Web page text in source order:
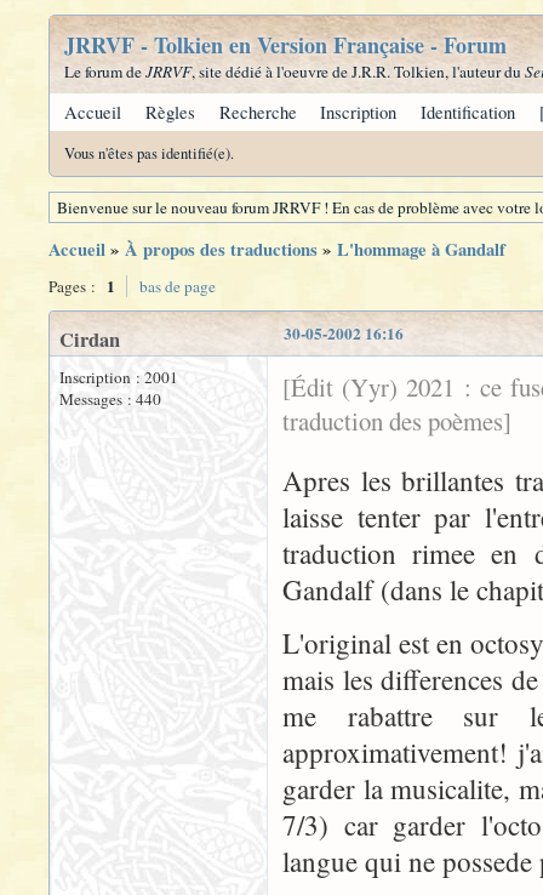
JRRVF - Tolkien en Version Française - Forum
Le forum deJRRVF, site dédié à l'oeuvre de J.R.R. Tolkien, l'auteur du
Accueil Règles Recherche Inscription Identification
Vous n'êtes pas identifié(e).
Bienvenue sur le nouveau forum JRRVF ! En cas de problème avec
Accueil» À propos des traductions» L'hommage à Gandalf
Pages : 1 bas de page
30-05-2002 16:16
Cirdan
Inscription : 2001
Messages : 440
[Édit (Yyr) 2021 : ce
traduction des poèmes]
Apres les brillantes
laisse tenter par
traduction rimee en
Gandalf (dans le
L'original est en
mais les differences
me rabattre sur
approximativement!
garder la musicalite,
7/3) car garder
langue qui ne